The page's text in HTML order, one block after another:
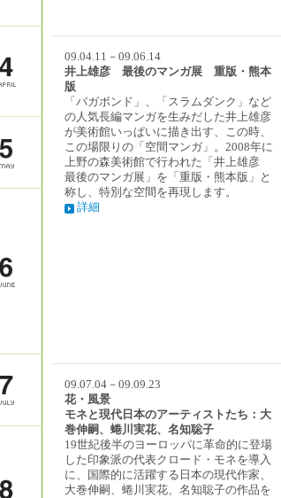
09.04.11－09.06.14
井上雄彦 最後のマンガ展 重版・熊本
版
「バガボンド」、「スラムダンク」など
の人気長編マンガを生みだした井上雄彦
が美術館いっぱいに描き出す、この時、
この場限りの「空間マンガ」。2008年に
上野の森美術館で行われた「井上雄彦
最後のマンガ展」を「重版・熊本版」と
称し、特別な空間を再現します。
詳細
09.07.04－09.09.23
花・風景
モネと現代日本のアーティストたち：大
巻伸嗣、蜷川実花、名知聡子
19世紀後半のヨーロッパに革命的に登場
した印象派の代表クロード・モネを導入
に、国際的に活躍する日本の現代作家、
大巻伸嗣、蜷川実花、名知聡子の作品を